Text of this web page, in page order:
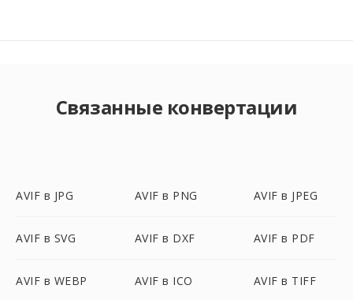
Связанные конвертации
AVIF в JPG AVIF в PNG AVIF в JPEG
AVIF в SVG AVIF в DXF AVIF в PDF
AVIF в WEBP AVIF в ICO AVIF в TIFF